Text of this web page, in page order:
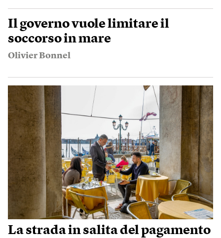
Il governo vuole limitare il
soccorso in mare
Olivier Bonnel
La strada in salita del pagamento